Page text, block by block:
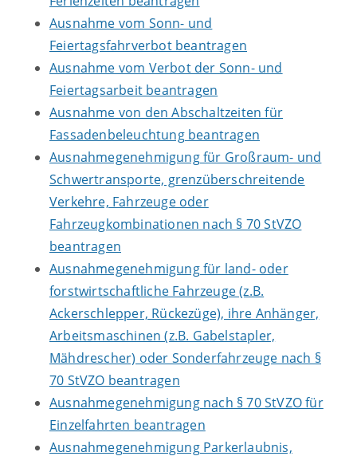
Ausnahme vom Sonn- und
Feiertagsfahrverbot beantragen
Ausnahme vom Verbot der Sonn- und
Feiertagsarbeit beantragen
Ausnahme von den Abschaltzeiten für
Fassadenbeleuchtung beantragen
Ausnahmegenehmigung für Großraum- und
Schwertransporte, grenzüberschreitende
Verkehre, Fahrzeuge oder
Fahrzeugkombinationen nach § 70 StVZO
beantragen
Ausnahmegenehmigung für land- oder
forstwirtschaftliche Fahrzeuge (z.B.
Ackerschlepper, Rückezüge), ihre Anhänger,
Arbeitsmaschinen (z.B. Gabelstapler,
Mähdrescher) oder Sonderfahrzeuge nach §
70 StVZO beantragen
Ausnahmegenehmigung nach § 70 StVZO für
Einzelfahrten beantragen
Ausnahmegenehmigung Parkerlaubnis,